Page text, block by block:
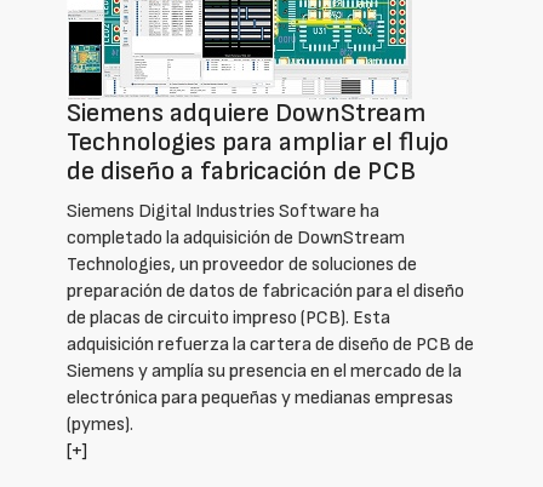
Siemens adquiere DownStream
Technologies para ampliar el flujo
de diseño a fabricación de PCB
Siemens Digital Industries Software ha
completado la adquisición de DownStream
Technologies, un proveedor de soluciones de
preparación de datos de fabricación para el diseño
de placas de circuito impreso (PCB). Esta
adquisición refuerza la cartera de diseño de PCB de
Siemens y amplía su presencia en el mercado de la
electrónica para pequeñas y medianas empresas
(pymes).
[+]